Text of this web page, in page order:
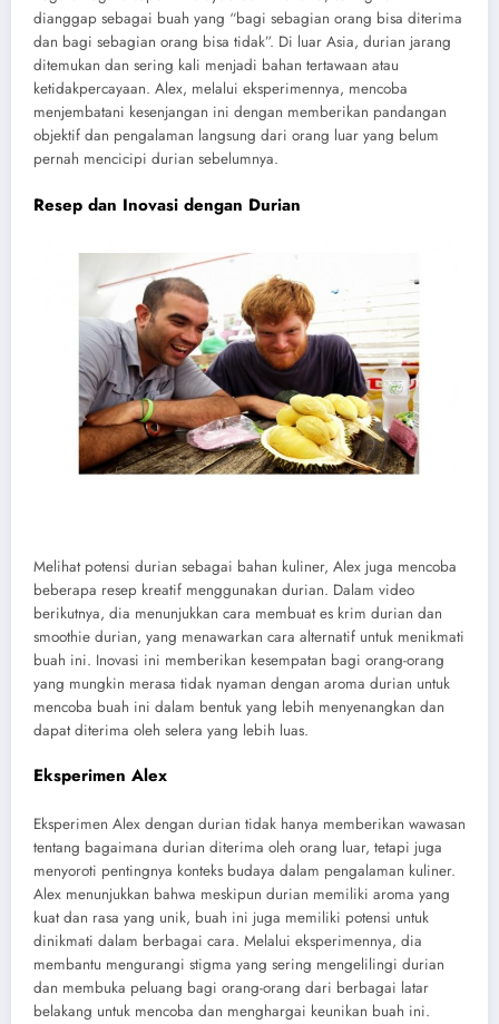
dianggap sebagai buah yang “bagi sebagian orang bisa diterima
dan bagi sebagian orang bisa tidak”. Di luar Asia, durian jarang
ditemukan dan sering kali menjadi bahan tertawaan atau
ketidakpercayaan. Alex, melalui eksperimennya, mencoba
menjembatani kesenjangan ini dengan memberikan pandangan
objektif dan pengalaman langsung dari orang luar yang belum
pernah mencicipi durian sebelumnya.
Resep dan Inovasi dengan Durian
Melihat potensi durian sebagai bahan kuliner, Alex juga mencoba
beberapa resep kreatif menggunakan durian. Dalam video
berikutnya, dia menunjukkan cara membuat es krim durian dan
smoothie durian, yang menawarkan cara alternatif untuk menikmati
buah ini. Inovasi ini memberikan kesempatan bagi orang-orang
yang mungkin merasa tidak nyaman dengan aroma durian untuk
mencoba buah ini dalam bentuk yang lebih menyenangkan dan
dapat diterima oleh selera yang lebih luas.
Eksperimen Alex
Eksperimen Alex dengan durian tidak hanya memberikan wawasan
tentang bagaimana durian diterima oleh orang luar, tetapi juga
menyoroti pentingnya konteks budaya dalam pengalaman kuliner.
Alex menunjukkan bahwa meskipun durian memiliki aroma yang
kuat dan rasa yang unik, buah ini juga memiliki potensi untuk
dinikmati dalam berbagai cara. Melalui eksperimennya, dia
membantu mengurangi stigma yang sering mengelilingi durian
dan membuka peluang bagi orang-orang dari berbagai latar
belakang untuk mencoba dan menghargai keunikan buah ini.